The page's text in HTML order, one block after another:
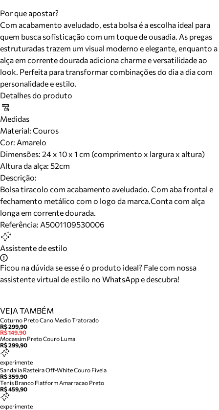
Por que apostar?
Com acabamento aveludado, esta bolsa é a escolha ideal para
quem busca sofisticação com um toque de ousadia. As pregas
estruturadas trazem um visual moderno e elegante, enquanto a
alça em corrente dourada adiciona charme e versatilidade ao
look. Perfeita para transformar combinações do dia a dia com
personalidade e estilo.
Detalhes do produto
Medidas
Material: Couros
Cor: Amarelo
Dimensões: 24 x 10 x 1 cm (comprimento x largura x altura)
Altura da alça: 52cm
Descrição:
Bolsa tiracolo com acabamento aveludado. Com aba frontal e
fechamento metálico com o logo da marca.Conta com alça
longa em corrente dourada.
Referência: A5001109530006
Assistente de estilo
Ficou na dúvida se esse é o produto ideal? Fale com nossa
assistente virtual de estilo no WhatsApp e descubra!
VEJA TAMBÉM
Coturno Preto Cano Medio Tratorado
R$ 299,90
R$ 149,90
Mocassim Preto Couro Luma
R$ 299,90
experimente
Sandalia Rasteira Off-White Couro Fivela
R$ 359,90
Tenis Branco Flatform Amarracao Preto
R$ 459,90
experimente